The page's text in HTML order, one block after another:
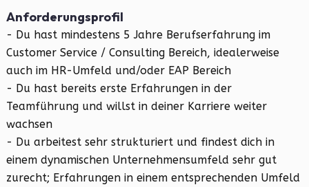
Anforderungsprofil
- Du hast mindestens 5 Jahre Berufserfahrung im
Customer Service / Consulting Bereich, idealerweise
auch im HR-Umfeld und/oder EAP Bereich
- Du hast bereits erste Erfahrungen in der
Teamführung und willst in deiner Karriere weiter
wachsen
- Du arbeitest sehr strukturiert und findest dich in
einem dynamischen Unternehmensumfeld sehr gut
zurecht; Erfahrungen in einem entsprechenden Umfeld